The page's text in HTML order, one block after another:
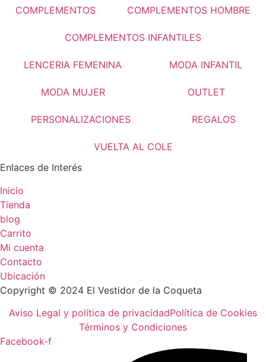
COMPLEMENTOS COMPLEMENTOS HOMBRE
COMPLEMENTOS INFANTILES
LENCERIA FEMENINA MODA INFANTIL
MODA MUJER OUTLET
PERSONALIZACIONES REGALOS
VUELTA AL COLE
Enlaces de Interés
Inicio
Tienda
blog
Carrito
Mi cuenta
Contacto
Ubicación
Copyright © 2024 El Vestidor de la Coqueta
Aviso Legal y política de privacidadPolítica de Cookies
Términos y Condiciones
Facebook-f